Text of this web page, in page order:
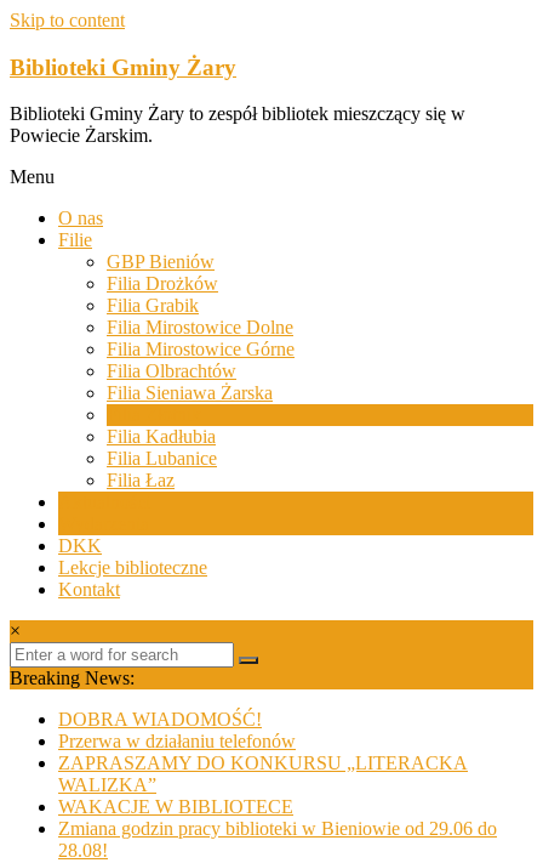
Skip to content
Biblioteki Gminy Żary
Biblioteki Gminy Żary to zespół bibliotek mieszczący się w
Powiecie Żarskim.
Menu
O nas
Filie
GBP Bieniów
Filia Drożków
Filia Grabik
Filia Mirostowice Dolne
Filia Mirostowice Górne
Filia Olbrachtów
Filia Sieniawa Żarska
Filia Kadłubia
Filia Lubanice
Filia Łaz
DKK
Lekcje biblioteczne
Kontakt
×
Breaking News:
DOBRA WIADOMOŚĆ!
Przerwa w działaniu telefonów
ZAPRASZAMY DO KONKURSU „LITERACKA
WALIZKA”
WAKACJE W BIBLIOTECE
Zmiana godzin pracy biblioteki w Bieniowie od 29.06 do
28.08!